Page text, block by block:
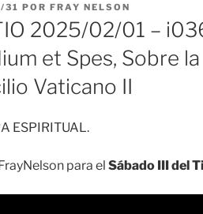
31 POR FRAY NELSON
2025/02/01 –
et Spes, Sobre
Vaticano II
ESPIRITUAL.
para el Sábado III del